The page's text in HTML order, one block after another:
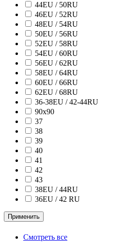
44EU / 50RU
46EU / 52RU
48EU / 54RU
50EU / 56RU
52EU / 58RU
54EU / 60RU
56EU / 62RU
58EU / 64RU
60EU / 66RU
62EU / 68RU
36-38EU / 42-44RU
90х90
37
38
39
40
41
42
43
38ЕU / 44RU
36EU / 42 RU
Применить
Смотреть все